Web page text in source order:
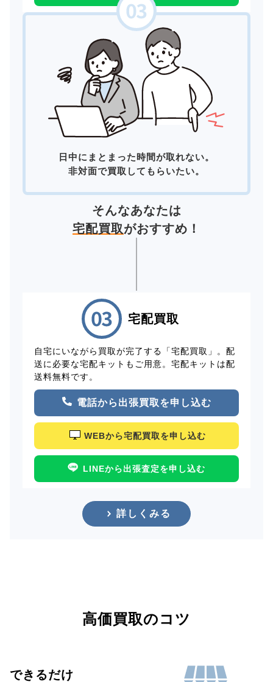
日中にまとまった時間が取れない。
非対面で買取してもらいたい。
そんなあなたは
宅配買取がおすすめ！
宅配買取
自宅にいながら買取が完了する「宅配買取」。配
送に必要な宅配キットもご用意。宅配キットは配
送料無料です。
電話から出張買取を申し込む
WEBから宅配買取を申し込む
LINEから出張査定を申し込む
詳しくみる
高価買取のコツ
できるだけ